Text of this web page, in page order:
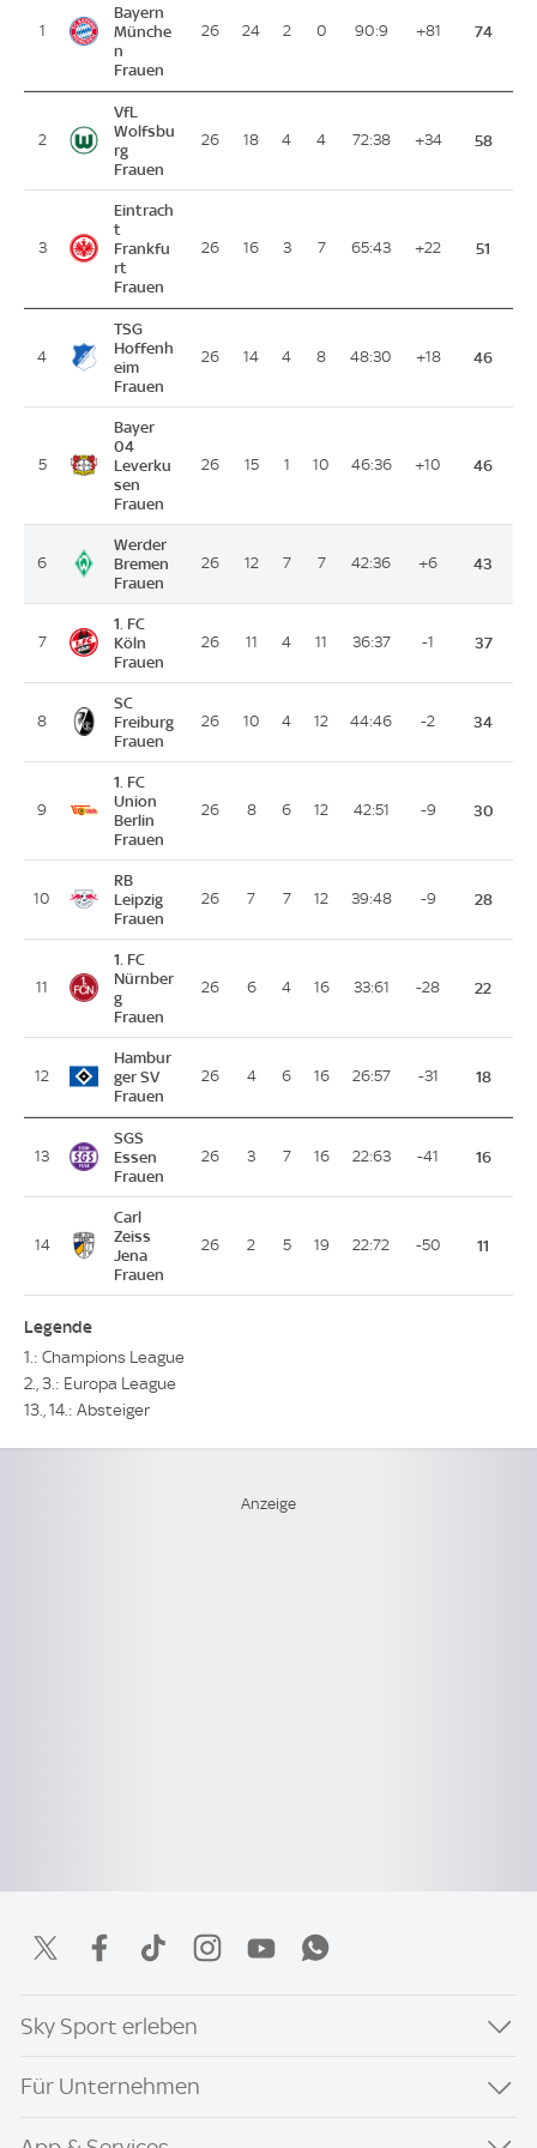
1
Bayern
Münche
n
Frauen
26 24 2 0 90:9 +81 74
2
VfL
Wolfsbu
rg
Frauen
26 18 4 4 72:38 +34 58
3
Eintrach
t
Frankfu
rt
Frauen
26 16 3 7 65:43 +22 51
4
TSG
Hoffenh
eim
Frauen
26 14 4 8 48:30 +18 46
5
Bayer
04
Leverku
sen
Frauen
26 15 1 10 46:36 +10 46
6
Werder
Bremen
Frauen
26 12 7 7 42:36 +6 43
7
1. FC
Köln
Frauen
26 11 4 11 36:37 -1 37
8
SC
Freiburg
Frauen
26 10 4 12 44:46 -2 34
9
1. FC
Union
Berlin
Frauen
26 8 6 12 42:51 -9 30
10
RB
Leipzig
Frauen
26 7 7 12 39:48 -9 28
11
1. FC
Nürnber
g
Frauen
26 6 4 16 33:61 -28 22
12
Hambur
ger SV
Frauen
26 4 6 16 26:57 -31 18
13
SGS
Essen
Frauen
26 3 7 16 22:63 -41 16
14
Carl
Zeiss
Jena
Frauen
26 2 5 19 22:72 -50 11
Legende
1.: Champions League
2., 3.: Europa League
13., 14.: Absteiger
Sky Sport erleben
Für Unternehmen